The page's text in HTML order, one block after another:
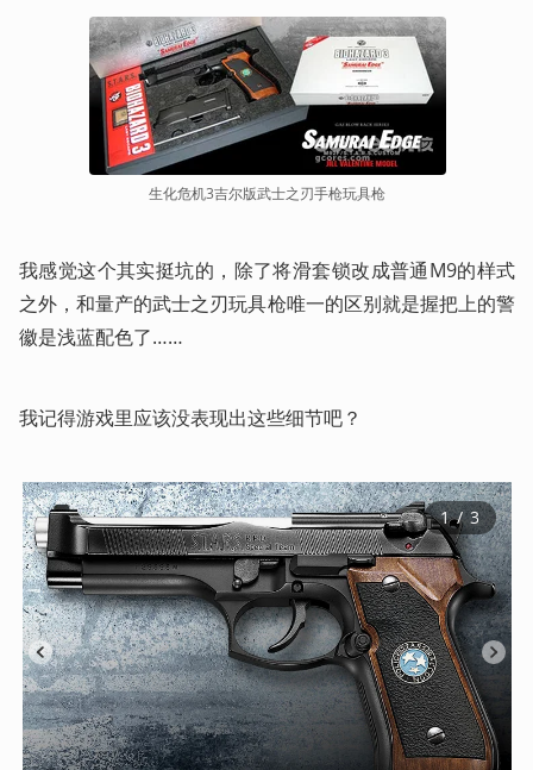
生化危机3吉尔版武士之刃手枪玩具枪
我感觉这个其实挺坑的，除了将滑套锁改成普通M9的样式
之外，和量产的武士之刃玩具枪唯一的区别就是握把上的警
徽是浅蓝配色了……
我记得游戏里应该没表现出这些细节吧？
1 / 3